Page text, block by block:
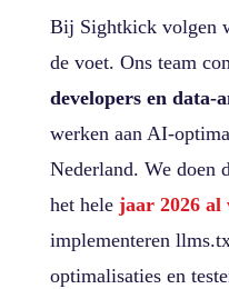
Bij Sightkick volgen
de voet. Ons team
developers en data-
werken aan AI-
Nederland. We
het hele jaar 2026 al
implementeren
optimalisaties en